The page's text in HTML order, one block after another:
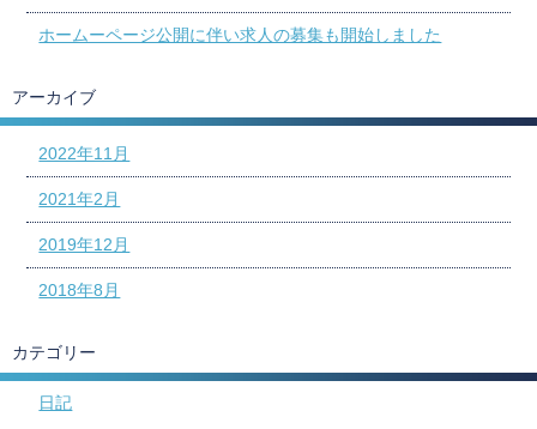
ホームーページ公開に伴い求人の募集も開始しました
アーカイブ
2022年11月
2021年2月
2019年12月
2018年8月
カテゴリー
日記